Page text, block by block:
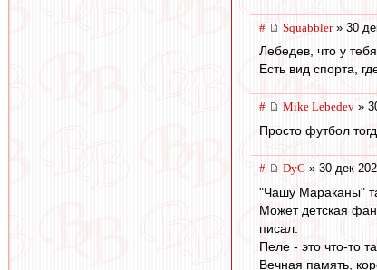
# Squabbler» 30
Лебедев, что у
Есть вид спорта,
# Mike Lebedev »
Просто футбол
# DyG » 30 дек
"Чашу Мараканы"
Может детская
писал.
Пеле - это что-то
Вечная память,